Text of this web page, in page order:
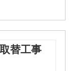
替工事